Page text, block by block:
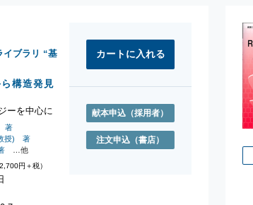
構造発見
ーを中心に
イブラリ “基
著
授) 著
…他
円＋税）
献本申込 （採用者）
注文申込 （書店）